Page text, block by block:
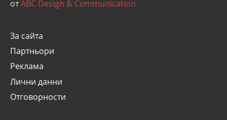
отABC Design & Communication
За сайта
Партньори
Реклама
Лични данни
Отговорности